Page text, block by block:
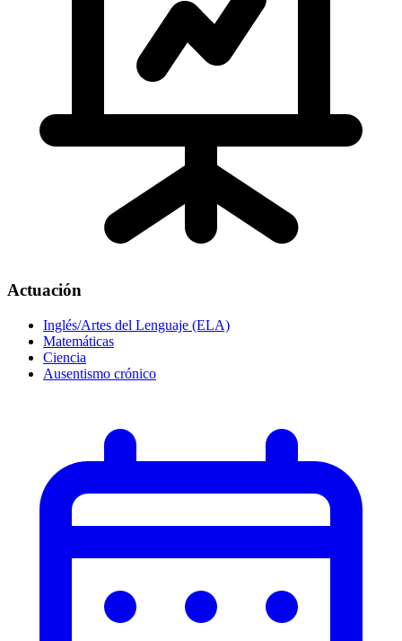
Actuación
Inglés/Artes del Lenguaje (ELA)
Matemáticas
Ciencia
Ausentismo crónico